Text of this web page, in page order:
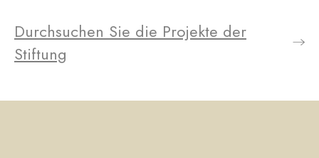
Durchsuchen Sie die Projekte der
Stiftung